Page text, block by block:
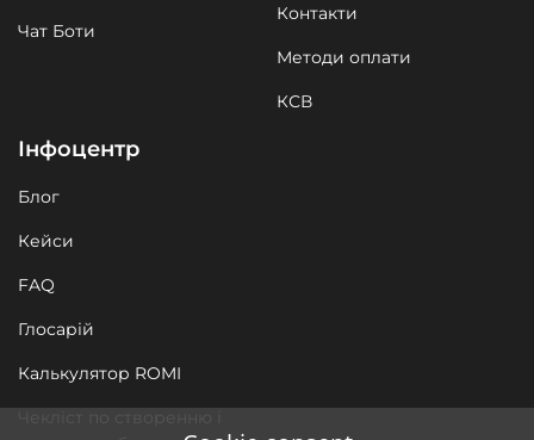
Чат Боти
Контакти
Методи оплати
КСВ
Інфоцентр
Блог
Кейси
FAQ
Глосарій
Калькулятор ROMI